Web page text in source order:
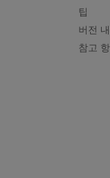
팁
버전
참고